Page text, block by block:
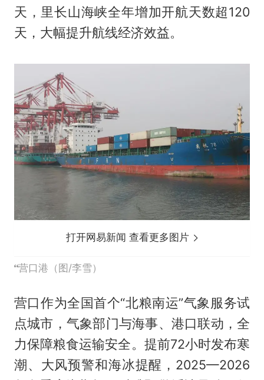
天，里长山海峡全年增加开航天数超120
天，大幅提升航线经济效益。
打开网易新闻 查看更多图片
营口港（图/李雪）
营口作为全国首个“北粮南运”气象服务试
点城市，气象部门与海事、港口联动，全
力保障粮食运输安全。提前72小时发布寒
潮、大风预警和海冰提醒，2025—2026